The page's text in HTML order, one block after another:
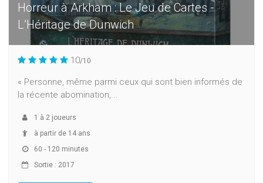
Horreur à Arkham : Le Jeu de Cartes -
L’Héritage de Dunwich
10/10
« Personne, même parmi ceux qui sont bien informés de
la récente abomination,...
1 à 2 joueurs
à partir de 14 ans
60 - 120 minutes
Sortie : 2017